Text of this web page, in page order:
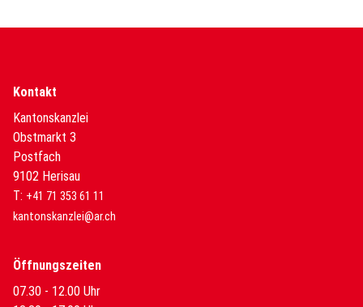
Kontakt
Kantonskanzlei
Obstmarkt 3
Postfach
9102 Herisau
T: +41 71 353 61 11
kantonskanzlei@ar.ch
Öffnungszeiten
07.30 - 12.00 Uhr